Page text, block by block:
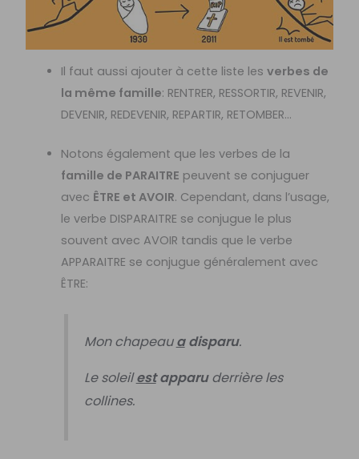
Il faut aussi ajouter à cette liste les verbes de
la même famille: RENTRER, RESSORTIR, REVENIR,
DEVENIR, REDEVENIR, REPARTIR, RETOMBER…
Notons également que les verbes de la
famille de PARAITRE peuvent se conjuguer
avec ÊTRE et AVOIR. Cependant, dans l’usage,
le verbe DISPARAITRE se conjugue le plus
souvent avec AVOIR tandis que le verbe
APPARAITRE se conjugue généralement avec
ÊTRE:
Mon chapeauadisparu.
Le soleilestapparuderrière les
collines.